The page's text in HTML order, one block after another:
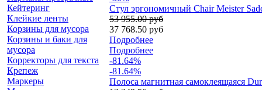
Кейтеринг
Клейкие ленты
Корзины для мусора
Корзины и баки для
мусора
Корректоры для текста
Крепеж
Маркеры
Стул эргономичный Chair Meister
53 955.00 руб
37 768.50 руб
Подробнее
Подробнее
-81.64%
-81.64%
Полоса магнитная самоклеящаяся